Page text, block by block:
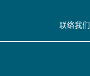
联络我们